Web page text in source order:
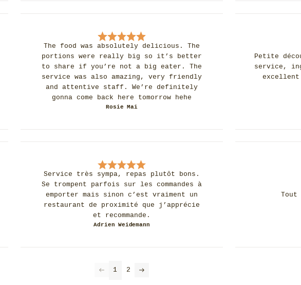
The food was absolutely delicious. The
portions were really big so it’s better
to share if you’re not a big eater. The
service was also amazing, very friendly
and attentive staff. We’re definitely
gonna come back here tomorrow hehe
Rosie Mai
Petite
service,
Service très sympa, repas plutôt bons.
Se trompent parfois sur les commandes à
emporter mais sinon c’est vraiment un
restaurant de proximité que j’apprécie
et recommande.
Adrien Weidemann
1 2